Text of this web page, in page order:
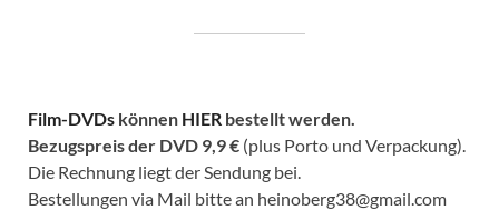
Film-DVDs können HIER bestellt werden.
Bezugspreis der DVD 9,9 € (plus Porto und Verpackung).
Die Rechnung liegt der Sendung bei.
Bestellungen via Mail bitte an heinoberg38@gmail.com